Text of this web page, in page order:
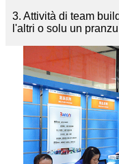
3. Attività di team
l'altri o solu un